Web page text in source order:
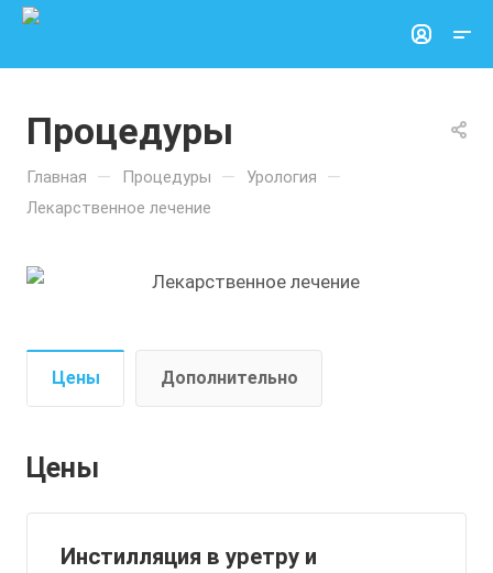
Процедуры
Главная — Процедуры — Урология —
Лекарственное лечение
Цены Дополнительно
Цены
Инстилляция в уретру и